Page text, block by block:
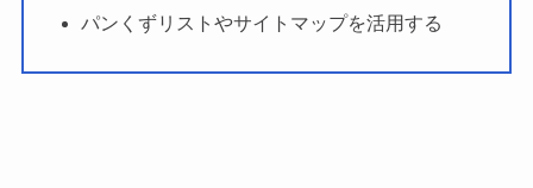
パンくずリストやサイトマップを活用する